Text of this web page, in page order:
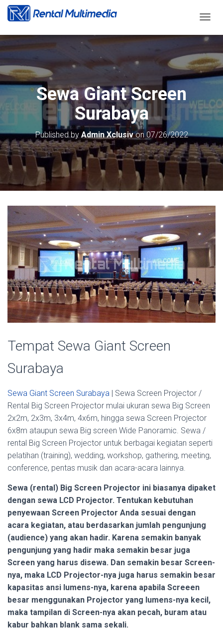
O
G
G
L
E
N
V
I
G
T
I
O
N
Sewa Giant Screen
Surabaya
Published byAdmin Xclusivon07/26/2022
Tempat Sewa Giant Screen
Surabaya
Sewa Giant Screen Surabaya | Sewa Screen Projector /
Rental Big Screen Projector mulai ukuran sewa Big Screen
2x2m, 2x3m, 3x4m, 4x6m, hingga sewa Screen Projector
6x8m ataupun sewa Big screen Wide Panoramic. Sewa /
rental Big Screen Projector untuk berbagai kegiatan seperti
pelatihan (training), wedding, workshop, gathering, meeting,
conference, pentas musik dan acara-acara lainnya.
Sewa (rental) Big Screen Projector ini biasanya dipaket
dengan sewa LCD Projector. Tentukan kebutuhan
penyewaan Screen Projector Anda sesuai dengan
acara kegiatan, atau berdasarkan jumlah pengunjung
(audience) yang akan hadir. Karena semakin banyak
pengunjung yang hadir maka semakin besar juga
Screen yang harus disewa. Dan semakin besar Screen-
nya, maka LCD Projector-nya juga harus semakin besar
kapasitas ansi lumens-nya, karena apabila Screeen
besar menggunakan Projector yang lumens-nya kecil,
maka tampilan di Screen-nya akan pecah, buram atau
kabur bahkan blank sama sekali.